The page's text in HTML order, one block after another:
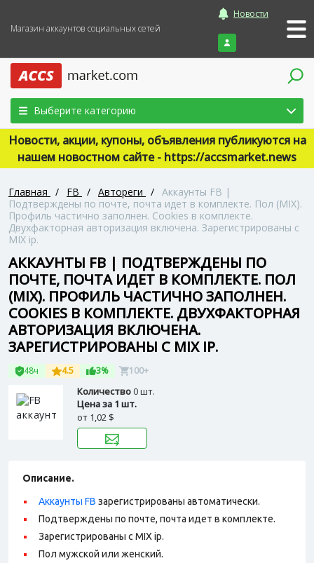
Магазин аккаунтов социальных сетей
Новости
Войти
Выберите категорию
Новости, акции, купоны, объявления публикуются на
нашем новостном сайте - https://accsmarket.news
Главная / FB / Автореги / Аккаунты FB |
Подтверждены по почте, почта идет в комплекте. Пол (MIX).
Профиль частично заполнен. Cookies в комплекте.
Двухфакторная авторизация включена. Зарегистрированы с
MIX ip.
АККАУНТЫ FB | ПОДТВЕРЖДЕНЫ ПО
ПОЧТЕ, ПОЧТА ИДЕТ В КОМПЛЕКТЕ. ПОЛ
(MIX). ПРОФИЛЬ ЧАСТИЧНО ЗАПОЛНЕН.
COOKIES В КОМПЛЕКТЕ. ДВУХФАКТОРНАЯ
АВТОРИЗАЦИЯ ВКЛЮЧЕНА.
ЗАРЕГИСТРИРОВАНЫ С MIX IP.
48ч 4.5 3% 100+
Количество0 шт.
Цена за 1 шт.
от 1,02 $
Описание.
Аккаунты FB зарегистрированы автоматически.
Подтверждены по почте, почта идет в комплекте.
Зарегистрированы с MIX ip.
Пол мужской или женский.